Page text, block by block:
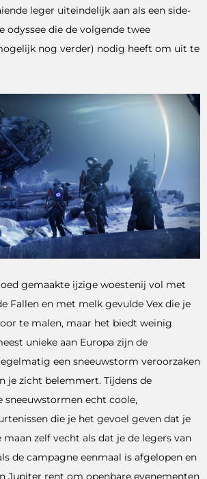
leger uiteindelijk aan als een side-
odyssee die de volgende twee
nog verder) nodig heeft om uit te
gemaakte ijzige woestenij vol met
Fallen en met melk gevulde Vex die je
te malen, maar het biedt weinig
unieke aan Europa zijn de
een sneeuwstorm veroorzaken
je zicht belemmert. Tijdens de
sneeuwstormen echt coole,
die je het gevoel geven dat je
maan zelf vecht als dat je de legers van
de campagne eenmaal is afgelopen en
Jupiter rent om openbare evenementen